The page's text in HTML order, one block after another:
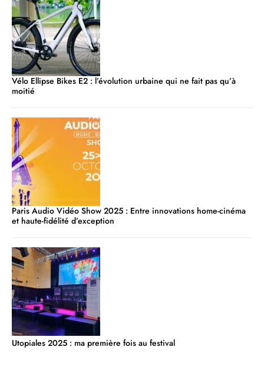
Vélo Ellipse Bikes E2 : l’évolution urbaine qui ne fait pas qu’à
moitié
Paris Audio Vidéo Show 2025 : Entre innovations home-cinéma
et haute-fidélité d’exception
Utopiales 2025 : ma première fois au festival